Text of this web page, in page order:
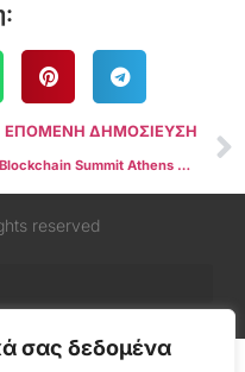
σας δεδομένα
ΕΠΟΜΕΝΗ ΔΗΜΟΣΙΕΥΣΗ
Το Blockchain Summit Athens ολοκληρώθηκε με επιτυχία! Επόμενες στάσεις Θεσσαλονίκη και Κύπρος!
reserved